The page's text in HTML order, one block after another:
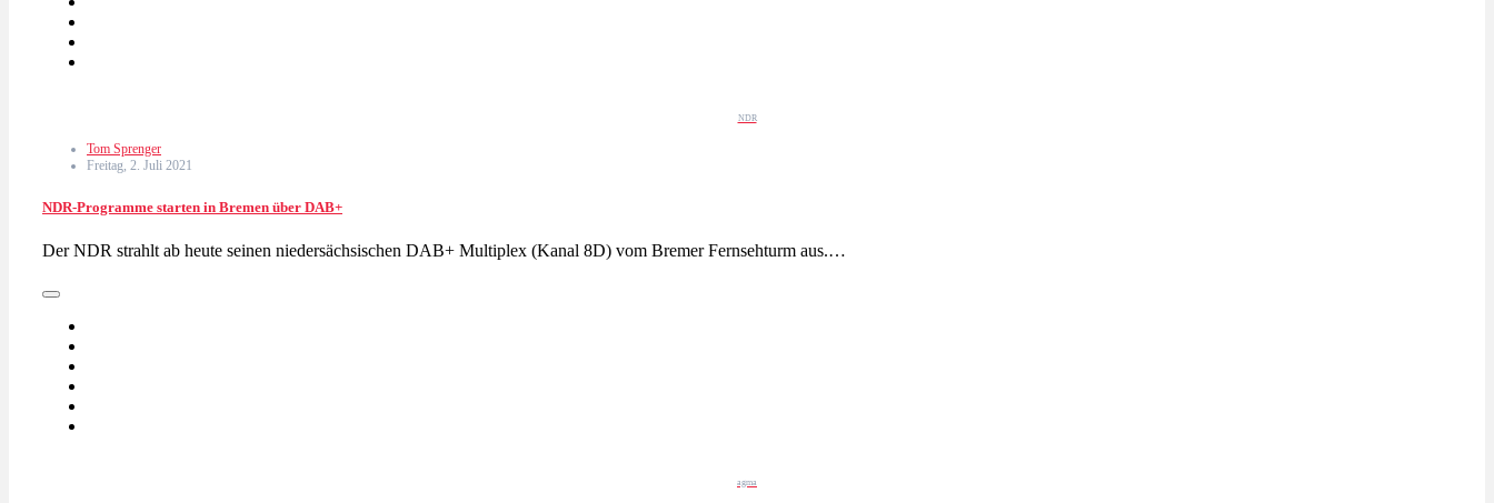
NDR
Tom Sprenger
Freitag, 2. Juli 2021
NDR-Programme starten in Bremen über DAB+
Der NDR strahlt ab heute seinen niedersächsischen DAB+ Multiplex (Kanal 8D) vom Bremer Fernsehturm aus.…
agma